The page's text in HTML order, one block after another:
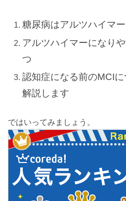
糖尿病はアルツハイマ
アルツハイマーになり
つ
認知症になる前のMCIに
解説します
ではいってみましょう。